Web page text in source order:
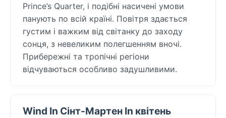
Prince’s Quarter, і подібні насичені умови
панують по всій країні. Повітря здається
густим і важким від світанку до заходу
сонця, з невеликим полегшенням вночі.
Прибережні та тропічні регіони
відчуваються особливо задушливими.
Wind In Сінт-Мартен In квітень